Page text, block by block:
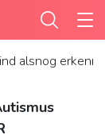
alsnog